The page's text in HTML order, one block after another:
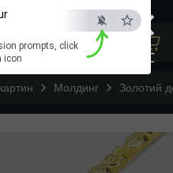
×
ESC
prompts, click
icon
Молдинг Золотий